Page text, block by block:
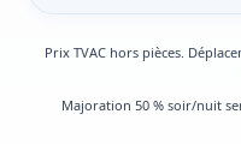
Prix TVAC hors pièces.
Majoration 50 % soir/nuit